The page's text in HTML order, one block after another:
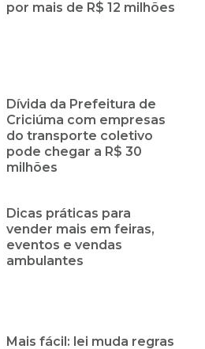
por mais de R$ 12 milhões
Dívida da Prefeitura de
Criciúma com empresas
do transporte coletivo
pode chegar a R$ 30
milhões
Dicas práticas para
vender mais em feiras,
eventos e vendas
ambulantes
Mais fácil: lei muda regras